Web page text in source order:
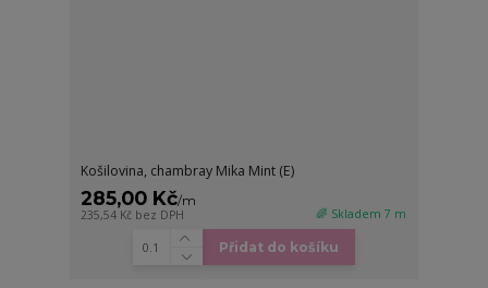
Košilovina, chambray Mika Mint (E)
285,00 Kč/m
235,54 Kč bez DPH 🌈 Skladem 7 m
Přidat do košíku